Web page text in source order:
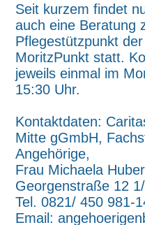
Seit kurzem findet
auch eine Beratung
Pflegestützpunkt
MoritzPunkt statt.
jeweils einmal im
15:30 Uhr.
Kontaktdaten:
Mitte gGmbH,
Angehörige,
Frau Michaela
Georgenstraße 12
Tel. 0821/ 450 981-
Email: